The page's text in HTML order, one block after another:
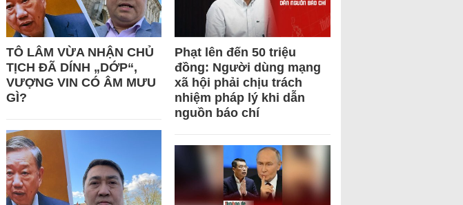
TÔ LÂM VỪA NHẬN CHỦ
TỊCH ĐÃ DÍNH „DỚP“,
VƯỢNG VIN CÓ ÂM MƯU
GÌ?
Phạt lên đến 50 triệu
đồng: Người dùng mạng
xã hội phải chịu trách
nhiệm pháp lý khi dẫn
nguồn báo chí